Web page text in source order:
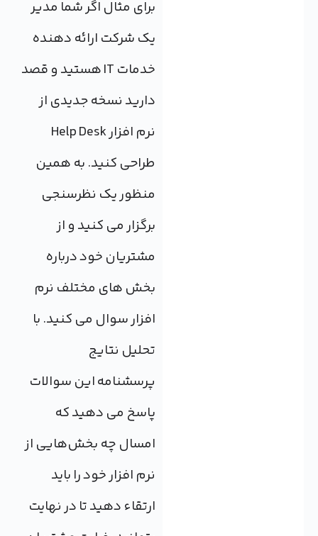
برای مثال اگر شما مدیر
یک شرکت ارائه دهنده
خدمات IT هستید و قصد
دارید نسخه جدیدی از
نرم افزار Help Desk
طراحی کنید. به همین
منظور یک نظرسنجی
برگزار می کنید و از
مشتریان خود درباره
بخش های مختلف نرم
افزار سوال می کنید. با
تحلیل نتایج
پرسشنامه این سوالات
پاسخ می دهید که
امسال چه بخش‌هایی از
نرم افزار خود را باید
ارتقاء دهید تا در نهایت